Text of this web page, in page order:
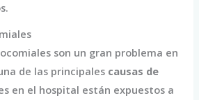
son un gran problema en
de las principales causas de
en el hospital están expuestos a